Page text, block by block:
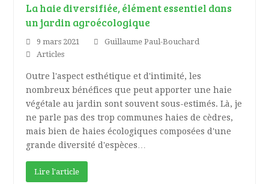
La haie diversifiée, élément essentiel dans
un jardin agroécologique
9 mars 2021
Guillaume Paul-Bouchard
Articles
Outre l'aspect esthétique et d'intimité, les
nombreux bénéfices que peut apporter une haie
végétale au jardin sont souvent sous-estimés. Là, je
ne parle pas des trop communes haies de cèdres,
mais bien de haies écologiques composées d'une
grande diversité d'espèces…
Lire l'article